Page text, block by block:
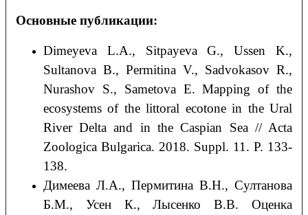
Основные публикации:
Dimeyeva L.A., Sitpayeva G., Ussen K.,
Sultanova B., Permitina V., Sadvokasov R.,
Nurashov S., Sametova E. Mapping of the
ecosystems of the littoral ecotone in the Ural
River Delta and in the Caspian Sea // Acta
Zoologica Bulgarica. 2018. Suppl. 11. P. 133-
138.
Димеева Л.А., Пермитина В.Н., Султанова
Б.М., Усен К., Лысенко В.В. Оценка